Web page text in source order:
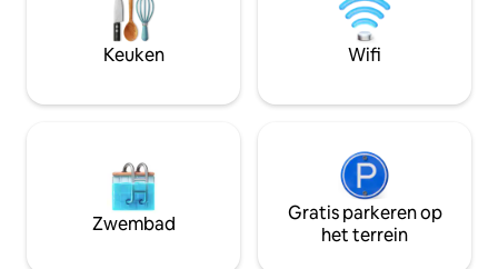
geniet van de zachte kabbelende
golven, bekijk de wilde dieren of bezoek
het dorpje East Hoathly met zijn café,
afstand.
houtgestookte
een drankje op
geniet van het
Keuken Wifi
Zwembad
Gratis parkeren op
het terrein